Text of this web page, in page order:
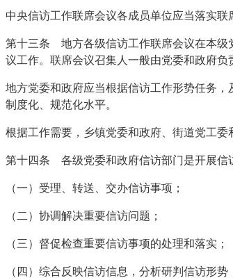
中央信访工作联席会议各成员单位应当落实
第十三条 地方各级信访工作联席会议在本级
议工作。联席会议召集人一般由党委和政府负
地方党委和政府应当根据信访工作形势任务
制度化、规范化水平。
根据工作需要，乡镇党委和政府、街道党工
第十四条 各级党委和政府信访部门是开展信
（一）受理、转送、交办信访事项；
（二）协调解决重要信访问题；
（三）督促检查重要信访事项的处理和落实；
（四）综合反映信访信息，分析研判信访形